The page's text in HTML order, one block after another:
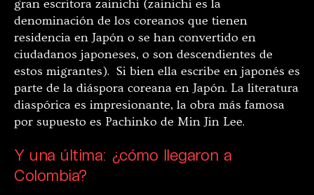
gran escritora zainichi (zainichi es la
denominación de los coreanos que tienen
residencia en Japón o se han convertido en
ciudadanos japoneses, o son descendientes de
estos migrantes). Si bien ella escribe en japonés es
parte de la diáspora coreana en Japón. La literatura
diaspórica es impresionante, la obra más famosa
por supuesto es Pachinko de Min Jin Lee.
Y una última: ¿cómo llegaron a
Colombia?